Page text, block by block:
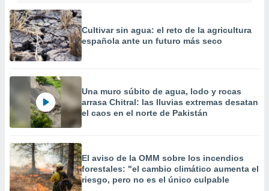
Cultivar sin agua: el reto de la agricultura
española ante un futuro más seco
Una muro súbito de agua, lodo y rocas
arrasa Chitral: las lluvias extremas desatan
el caos en el norte de Pakistán
El aviso de la OMM sobre los incendios
forestales: "el cambio climático aumenta el
riesgo, pero no es el único culpable